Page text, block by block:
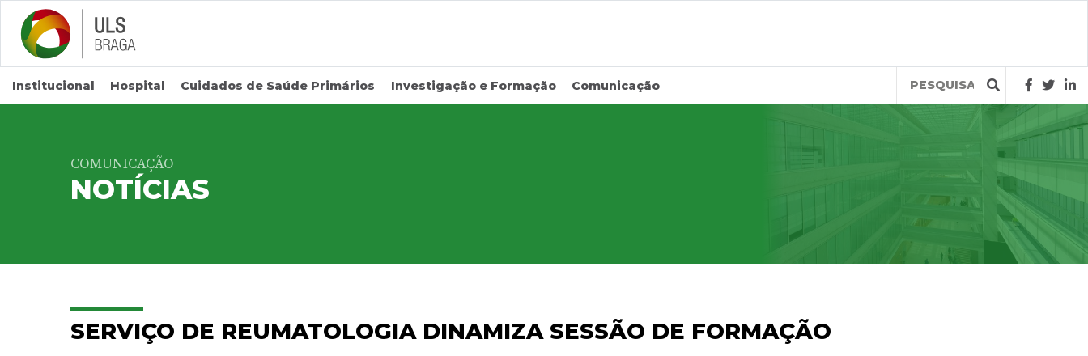
Saltar para conteúdo principal
Institucional Hospital Cuidados de Saúde Primários Investigação e Formação Comunicação
Query
COMUNICAÇÃO
NOTÍCIAS
SERVIÇO DE REUMATOLOGIA DINAMIZA SESSÃO DE FORMAÇÃO